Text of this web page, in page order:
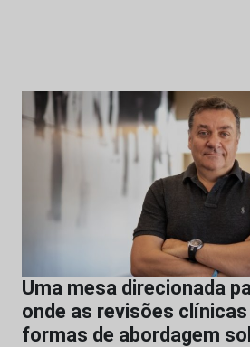
Uma mesa direcionada
onde as revisões
formas de abordagem